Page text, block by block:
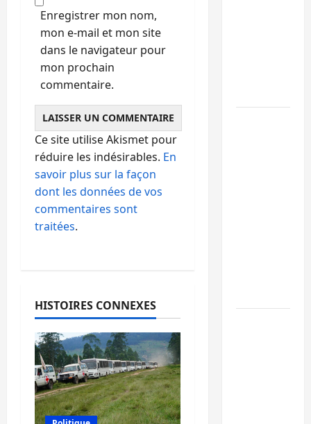
Enregistrer mon nom,
mon e-mail et mon site
dans le navigateur pour
mon prochain
commentaire.
Ce site utilise Akismet pour
réduire les indésirables. En
savoir plus sur la façon
dont les données de vos
commentaires sont
traitées.
HISTOIRES CONNEXES